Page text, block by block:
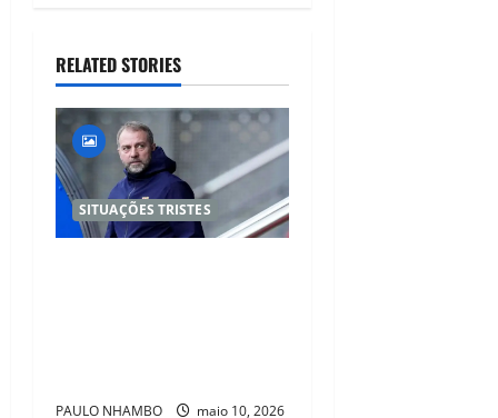
RELATED STORIES
SITUAÇÕES TRISTES
PAULO NHAMBO maio 10, 2026